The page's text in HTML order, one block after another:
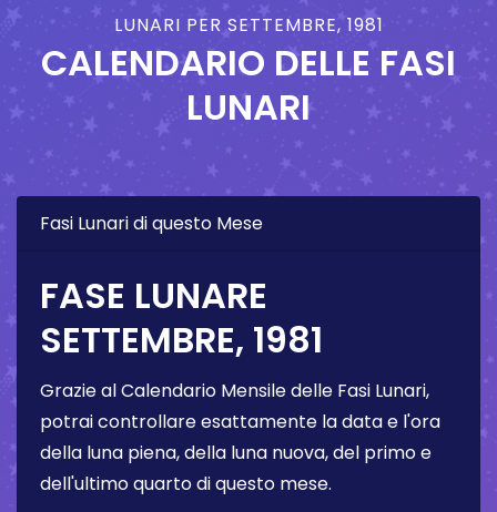
LUNARI PER SETTEMBRE, 1981
CALENDARIO DELLE FASI
LUNARI
Fasi Lunari di questo Mese
FASE LUNARE
SETTEMBRE, 1981
Grazie al Calendario Mensile delle Fasi Lunari,
potrai controllare esattamente la data e l'ora
della luna piena, della luna nuova, del primo e
dell'ultimo quarto di questo mese.